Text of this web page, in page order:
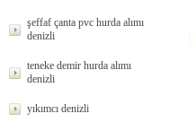
şeffaf çanta pvc hurda alımı
denizli
teneke demir hurda alımı
denizli
yıkımcı denizli